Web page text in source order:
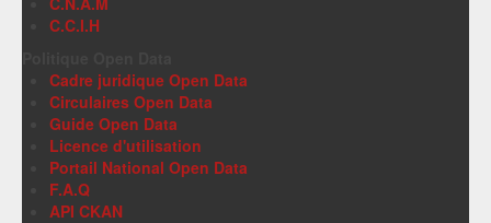
C.C.I.H
Cadre juridique Open Data
Circulaires Open Data
Guide Open Data
Licence d'utilisation
Portail National Open Data
F.A.Q
API CKAN